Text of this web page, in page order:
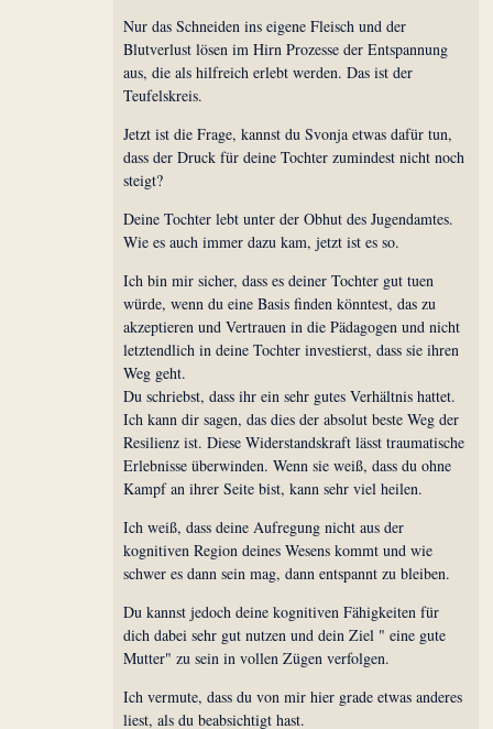
Nur das Schneiden ins eigene Fleisch und der
Blutverlust lösen im Hirn Prozesse der Entspannung
aus, die als hilfreich erlebt werden. Das ist der
Teufelskreis.
Jetzt ist die Frage, kannst du Svonja etwas dafür tun,
dass der Druck für deine Tochter zumindest nicht noch
steigt?
Deine Tochter lebt unter der Obhut des Jugendamtes.
Wie es auch immer dazu kam, jetzt ist es so.
Ich bin mir sicher, dass es deiner Tochter gut tuen
würde, wenn du eine Basis finden könntest, das zu
akzeptieren und Vertrauen in die Pädagogen und nicht
letztendlich in deine Tochter investierst, dass sie ihren
Weg geht.
Du schriebst, dass ihr ein sehr gutes Verhältnis hattet.
Ich kann dir sagen, das dies der absolut beste Weg der
Resilienz ist. Diese Widerstandskraft lässt traumatische
Erlebnisse überwinden. Wenn sie weiß, dass du ohne
Kampf an ihrer Seite bist, kann sehr viel heilen.
Ich weiß, dass deine Aufregung nicht aus der
kognitiven Region deines Wesens kommt und wie
schwer es dann sein mag, dann entspannt zu bleiben.
Du kannst jedoch deine kognitiven Fähigkeiten für
dich dabei sehr gut nutzen und dein Ziel " eine gute
Mutter" zu sein in vollen Zügen verfolgen.
Ich vermute, dass du von mir hier grade etwas anderes
liest, als du beabsichtigt hast.